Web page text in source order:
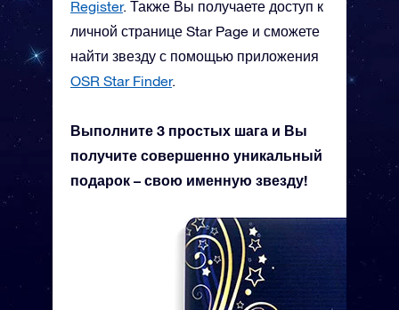
Register. Также Вы получаете доступ к
личной странице Star Page и сможете
найти звезду с помощью приложения
OSR Star Finder.
Выполните 3 простых шага и Вы
получите совершенно уникальный
подарок – свою именную звезду!